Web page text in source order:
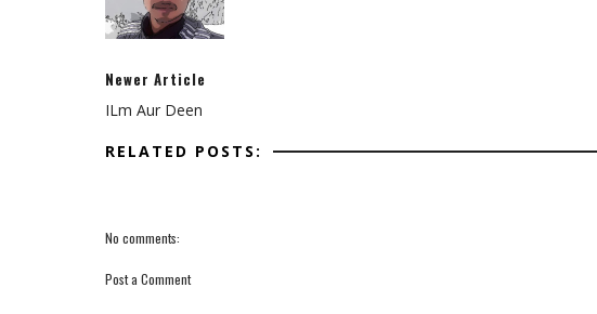
Newer Article
ILm Aur Deen
RELATED POSTS:
No comments:
Post a Comment